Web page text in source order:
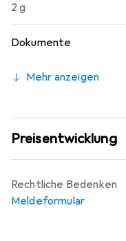
2 g
Dokumente
Mehr anzeigen
Preisentwicklung
Rechtliche Bedenken
Meldeformular